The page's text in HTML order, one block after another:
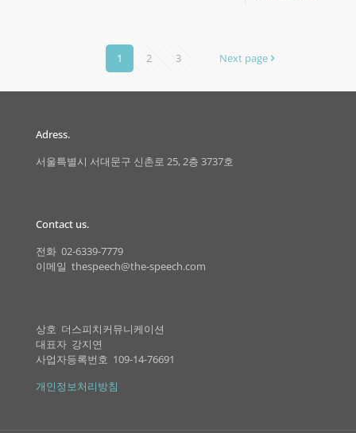
1 2 3 Next page
Adress.
서울특별시 서대문구 신촌로 25, 2층 3737호
Contact us.
전화 02-6339-7779
이메일 thespeech@the-speech.com
상호 더스피치커뮤니케이션
대표자 강지연
사업자등록번호 109-14-76691
개인정보처리방침